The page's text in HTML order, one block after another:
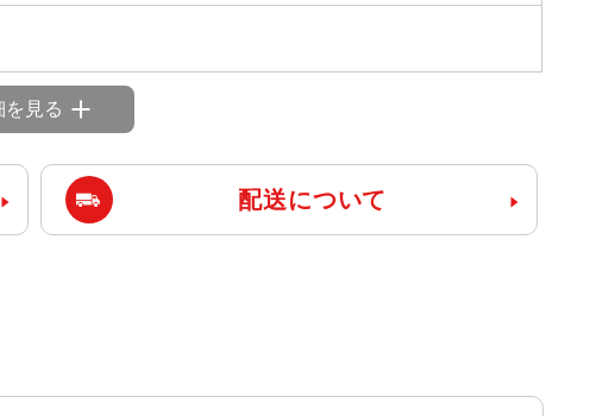
を見る
配送について